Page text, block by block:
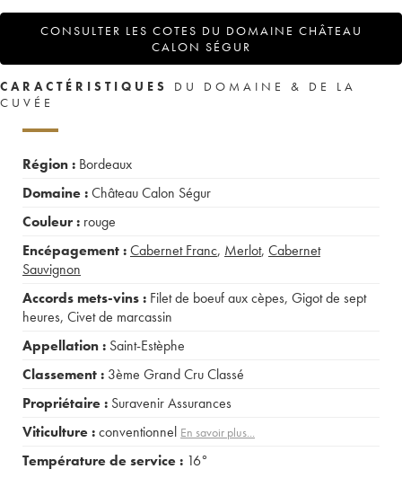
CONSULTER LES COTES DU DOMAINE CHÂTEAU
CALON SÉGUR
CARACTÉRISTIQUES
DU DOMAINE & DE LA
CUVÉE
Région : Bordeaux
Domaine :Château Calon Ségur
Couleur : rouge
Encépagement :Cabernet Franc, Merlot, Cabernet
Sauvignon
Accords mets-vins : Filet de boeuf aux cèpes, Gigot de sept
heures, Civet de marcassin
Appellation : Saint-Estèphe
Classement : 3ème Grand Cru Classé
Propriétaire : Suravenir Assurances
Viticulture :conventionnel En savoir plus...
Température de service : 16°